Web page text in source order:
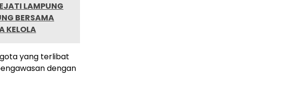
LAMPUNG
BERSAMA
KELOLA
yang terlibat
dengan